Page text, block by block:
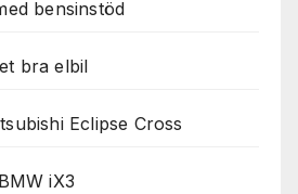
bensinstöd
bra elbil
Eclipse Cross
iX3